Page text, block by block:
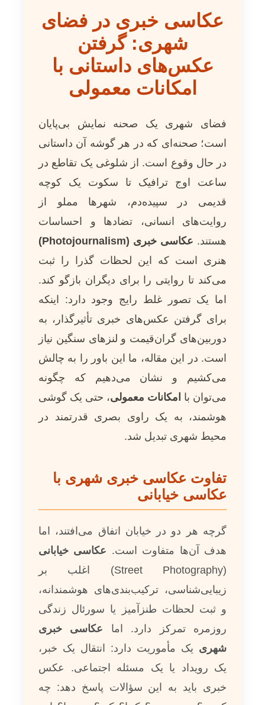
عکاسی خبری در فضای
شهری: گرفتن
عکس‌های داستانی با
امکانات معمولی
فضای شهری یک صحنه نمایش بی‌پایان
است؛ صحنه‌ای که در هر گوشه آن داستانی
در حال وقوع است. از شلوغی یک تقاطع در
ساعت اوج ترافیک تا سکوت یک کوچه
قدیمی در سپیده‌دم، شهرها مملو از
روایت‌های انسانی، تضادها و احساسات
هستند. عکاسی خبری (Photojournalism)
هنری است که این لحظات گذرا را ثبت
می‌کند تا روایتی را برای دیگران بازگو کند.
اما یک تصور غلط رایج وجود دارد: اینکه
برای گرفتن عکس‌های خبری تأثیرگذار، به
دوربین‌های گران‌قیمت و لنزهای سنگین نیاز
است. در این مقاله، ما این باور را به چالش
می‌کشیم و نشان می‌دهیم که چگونه
می‌توان با امکانات معمولی، حتی یک گوشی
هوشمند، به یک راوی بصری قدرتمند در
محیط شهری تبدیل شد.
تفاوت عکاسی خبری شهری با
عکاسی خیابانی
گرچه هر دو در خیابان اتفاق می‌افتند، اما
هدف آن‌ها متفاوت است. عکاسی خیابانی
(Street Photography) اغلب بر
زیبایی‌شناسی، ترکیب‌بندی‌های هوشمندانه،
و ثبت لحظات طنزآمیز یا سورئال زندگی
روزمره تمرکز دارد. اما عکاسی خبری
شهری یک مأموریت دارد: انتقال یک خبر،
یک رویداد یا یک مسئله اجتماعی. عکس
خبری باید به این سؤالات پاسخ دهد: چه